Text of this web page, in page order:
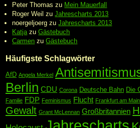
Peter Thomas zu Mein Mauerfall
Roger Weil zuJahrescharts 2013
noergeljoerg zuJahrescharts 2013
Katja zuGästebuch
Carmen zuGästebuch
Häufigste Schlagwörter
AfD Angela Merkel
Berlin CDU Corona Deutsche Bahn Die
Familie FDP Feminismus Flucht Frankfurt am Main
Gewalt Grant McLennan Großbritannien